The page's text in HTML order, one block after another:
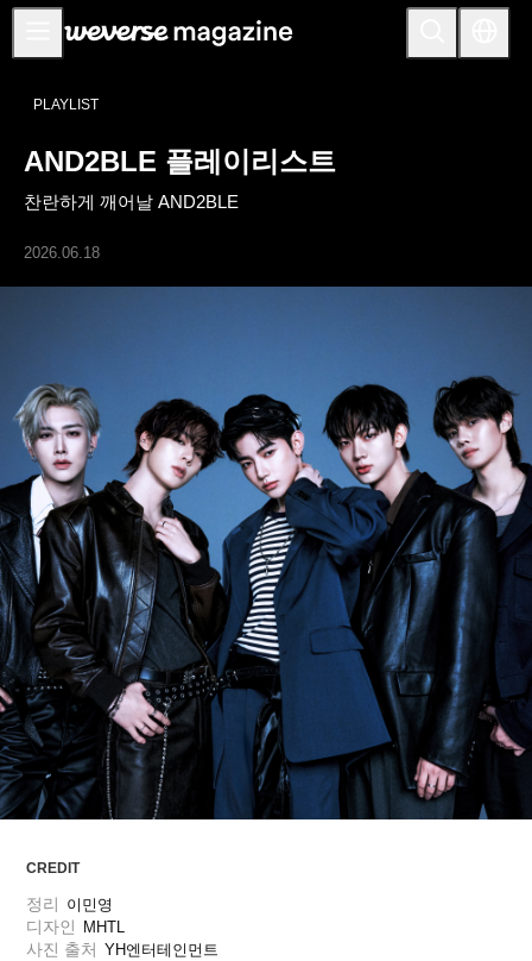
공지사항
FEATURE
INTERVIEW
REVIEW
THE
INDUSTRY
PLAYLIST
NoW
ALL
ARTICLES
LOGIN
PLAYLIST
AND2BLE 플레이리스트
찬란하게 깨어날 AND2BLE
2026.06.18
CREDIT
정리 이민영
디자인 MHTL
사진 출처 YH엔터테인먼트